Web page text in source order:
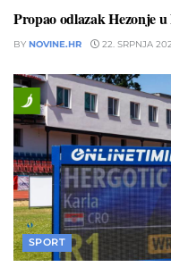
Propao odlazak Hezonje
BY NOVINE.HR 22. SRPNJA
SPORT